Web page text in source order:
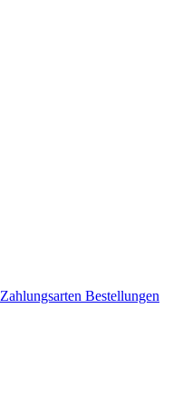
Zahlungsarten Bestellungen